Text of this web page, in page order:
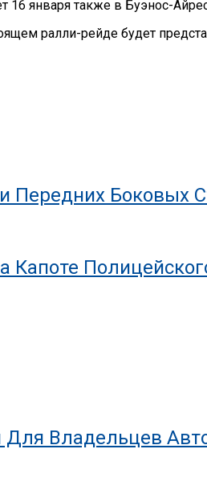
16 января также в Буэнос-
ралли-рейде будет
Передних Боковых
Капоте
Владельцев